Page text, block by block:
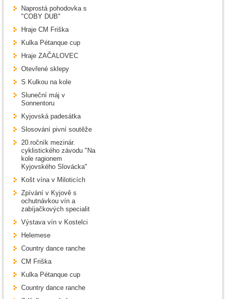
Naprostá pohodovka s
"COBY DUB"
Hraje CM Friška
Kulka Pétanque cup
Hraje ZAČALOVEC
Otevřené sklepy
S Kulkou na kole
Sluneční máj v
Sonnentoru
Kyjovská padesátka
Slosování pivní soutěže
20.ročník mezinár.
cyklistického závodu "Na
kole ragionem
Kyjovského Slovácka"
Košt vína v Miloticích
Zpívání v Kyjově s
ochutnávkou vín a
zabíjačkových specialit
Výstava vín v Kostelci
Helemese
Country dance ranche
CM Friška
Kulka Pétanque cup
Country dance ranche